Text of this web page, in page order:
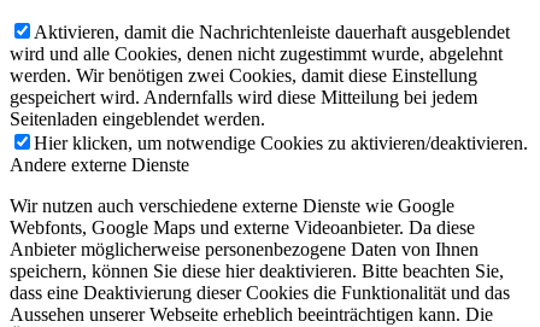
Aktivieren, damit die Nachrichtenleiste dauerhaft ausgeblendet
wird und alle Cookies, denen nicht zugestimmt wurde, abgelehnt
werden. Wir benötigen zwei Cookies, damit diese Einstellung
gespeichert wird. Andernfalls wird diese Mitteilung bei jedem
Seitenladen eingeblendet werden.
Hier klicken, um notwendige Cookies zu aktivieren/deaktivieren.
Andere externe Dienste
Wir nutzen auch verschiedene externe Dienste wie Google
Webfonts, Google Maps und externe Videoanbieter. Da diese
Anbieter möglicherweise personenbezogene Daten von Ihnen
speichern, können Sie diese hier deaktivieren. Bitte beachten Sie,
dass eine Deaktivierung dieser Cookies die Funktionalität und das
Aussehen unserer Webseite erheblich beeinträchtigen kann. Die